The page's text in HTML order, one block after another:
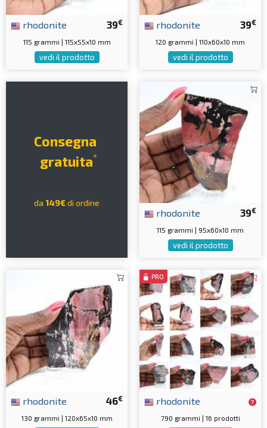
39€
rhodonite
115 grammi | 115x55x10 mm
vedi il prodotto
39€
rhodonite
120 grammi | 110x60x10 mm
vedi il prodotto
Consegna
gratuita*
da 149€di ordine
39€
rhodonite
115 grammi | 95x60x10 mm
vedi il prodotto
46€
rhodonite
130 grammi | 120x65x10 mm
PRO
rhodonite
790 grammi | 16 prodotti